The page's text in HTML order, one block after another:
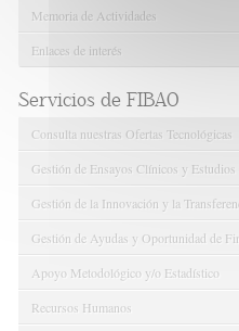
Memoria de Actividades
Enlaces de interés
Servicios de FIBAO
Consulta nuestras Ofertas Tecnológicas
Gestión de Ensayos Clínicos y Estudios
Gestión de la Innovación y la
Gestión de Ayudas y Oportunidad de
Apoyo Metodológico y/o Estadístico
Recursos Humanos